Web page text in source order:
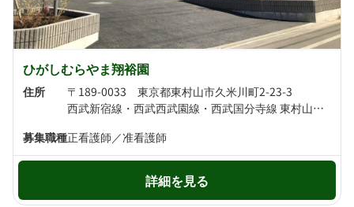
ひがしむらやま翔裕園
住所
〒189-0033 東京都東村山市久米川町2-23-3
西武新宿線・西武西武園線・西武国分寺線 東村山駅より徒歩16分 西武新宿線 久米川駅より徒歩20分
募集職種正看護師／准看護師
詳細を見る